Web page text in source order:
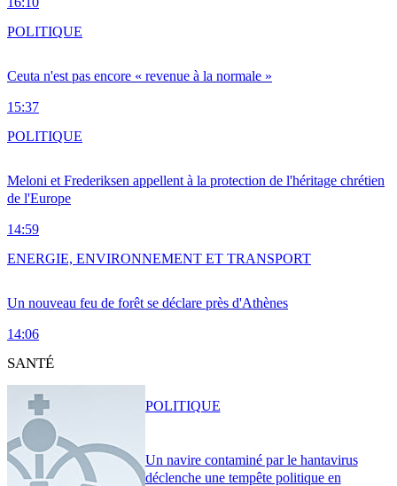
Ceuta n'est pas encore « revenue à la normale »
15:37
POLITIQUE
Meloni et Frederiksen appellent à la protection de l'héritage chrétien
de l'Europe
14:59
POLITIQUE
Un nouveau feu de forêt se déclare près d'Athènes
14:06
ENERGIE, ENVIRONNEMENT ET TRANSPORT
SANTÉ
Un navire contaminé par le hantavirus
déclenche une tempête politique en
POLITIQUE